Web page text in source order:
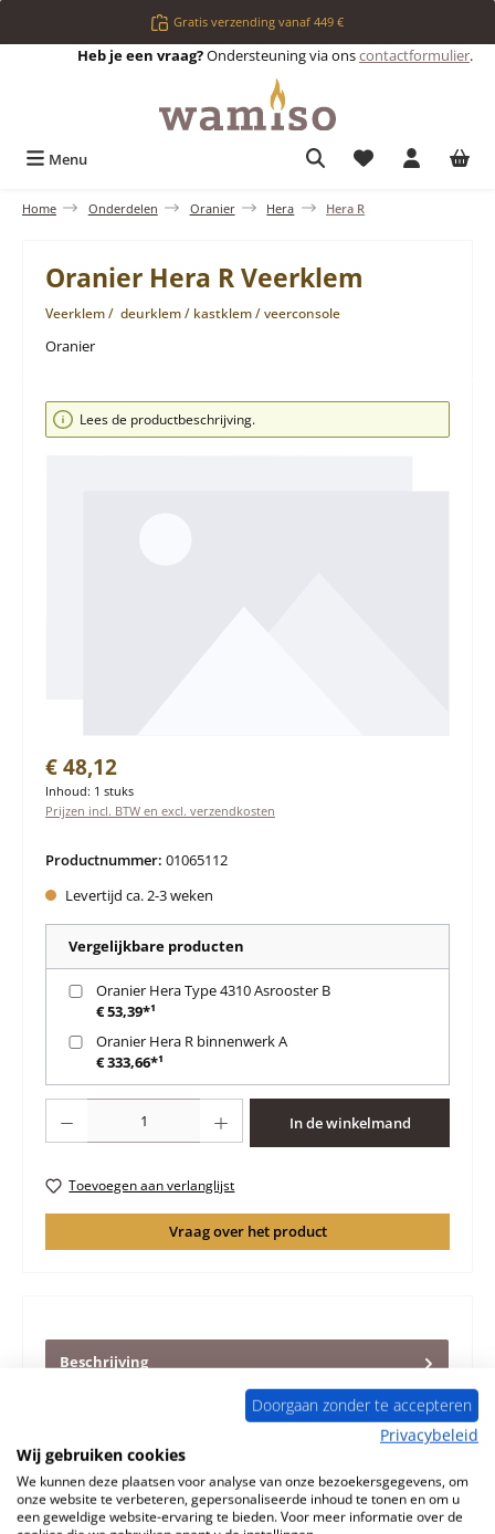
Ga naar de hoofdinhoudGratis verzending vanaf 449 €
Heb je een vraag?Ondersteuning via onscontactformulier.
Menu Je hebt 0 items
Home Onderdelen Oranier Hera Hera R
Oranier Hera R Veerklem
Veerklem / deurklem / kastklem / veerconsole
Oranier
Afbeeldingengalerij overslaan
Lees de productbeschrijving.
Normale prijs:
€ 48,12
Inhoud: 1 stuks
Prijzen incl. BTW en excl. verzendkosten
Productnummer: 01065112
Levertijd ca. 2-3 weken
Vergelijkbare producten
Oranier Hera Type 4310 Asrooster B
€ 53,39*¹
Oranier Hera R binnenwerk A
€ 333,66*¹
In de winkelmand
Toevoegen aan verlanglijst
Vraag over het product
Beschrijving
Origineel Veerklem voor de Houtkachel Oranier Hera R
Oranier Hera R Veerklem Kerngegevens: deurklem,
Eigenschappen
Informatie over productveiligheid
Doorgaan zonder te accepteren
Privacybeleid
Wij gebruiken cookies
We kunnen deze plaatsen voor analyse van onze bezoekersgegevens, om
onze website te verbeteren, gepersonaliseerde inhoud te tonen en om u
een geweldige website-ervaring te bieden. Voor meer informatie over de